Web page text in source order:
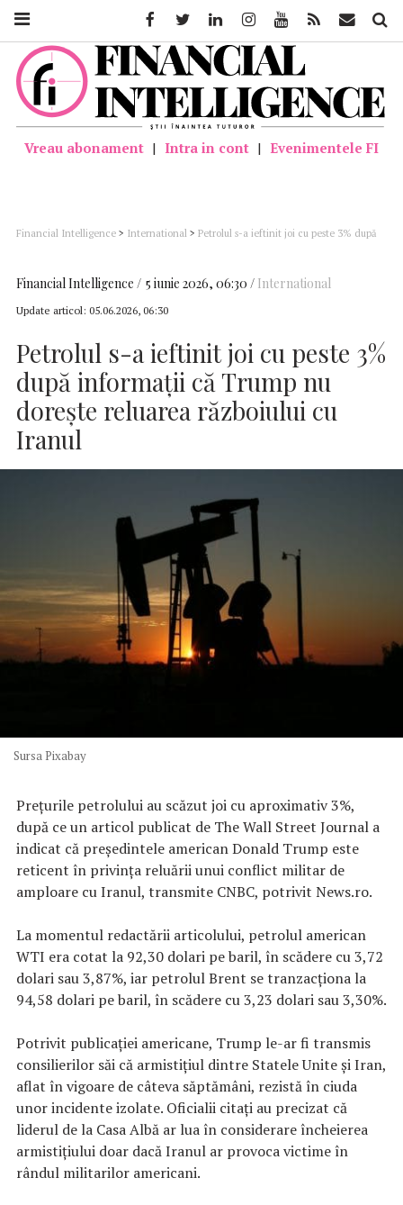
Vreau abonament | Intra in cont | Evenimentele FI
Financial Intelligence > International > Petrolul s-a ieftinit joi cu peste 3% după
Financial Intelligence 5 iunie 2026, 06:30 International
Update articol: 05.06.2026, 06:30
Petrolul s-a ieftinit joi cu peste 3%
după informaţii că Trump nu
doreşte reluarea războiului cu
Iranul
Sursa Pixabay
Preţurile petrolului au scăzut joi cu aproximativ 3%,
după ce un articol publicat de The Wall Street Journal a
indicat că preşedintele american Donald Trump este
reticent în privinţa reluării unui conflict militar de
amploare cu Iranul, transmite CNBC, potrivit News.ro.
La momentul redactării articolului, petrolul american
WTI era cotat la 92,30 dolari pe baril, în scădere cu 3,72
dolari sau 3,87%, iar petrolul Brent se tranzacţiona la
94,58 dolari pe baril, în scădere cu 3,23 dolari sau 3,30%.
Potrivit publicaţiei americane, Trump le-ar fi transmis
consilierilor săi că armistiţiul dintre Statele Unite şi Iran,
aflat în vigoare de câteva săptămâni, rezistă în ciuda
unor incidente izolate. Oficialii citaţi au precizat că
liderul de la Casa Albă ar lua în considerare încheierea
armistiţiului doar dacă Iranul ar provoca victime în
rândul militarilor americani.
FacebookTwitter LinkedinInstagramYoutube Feed Mail